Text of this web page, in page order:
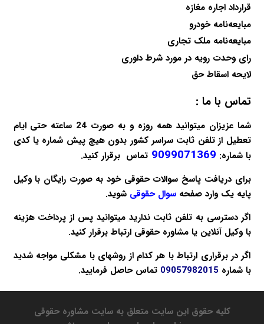
قرارداد اجاره مغازه
مبایعه‌نامه خودرو
مبایعه‌نامه ملک تجاری
رای وحدت رویه در مورد شرط داوری
لایحه اسقاط حق
تماس با ما :
شما عزیزان میتوانید همه روزه و به صورت 24 ساعته حتی ایام
تعطیل از تلفن ثابت سراسر کشور بدون هیچ پیش شماره یا کدی
با شماره: 9099071369 تماس برقرار کنید.
برای دریافت پاسخ سوالات حقوقی خود به صورت رایگان با وکیل
پایه یک وارد صفحهسوال حقوقی شوید.
اگر دسترسی به تلفن ثابت ندارید میتوانید پس از پرداخت هزینه
باوکیل آنلاین یامشاوره حقوقی ارتباط برقرار کنید.
اگر در برقراری ارتباط با هر کدام از روشهای با مشکلی مواجه شدید
با شماره 09057982015 تماس حاصل فرمایید.
کلیه حقوق این سایت متعلق به سایت مشاوره حقوقی